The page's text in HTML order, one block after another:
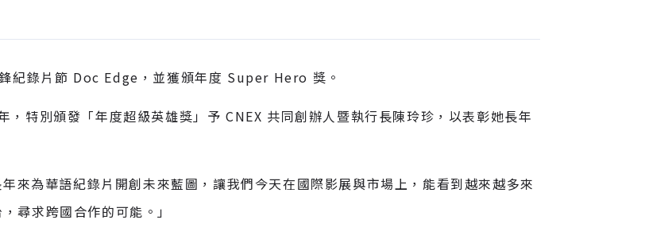
紀錄片節 Doc Edge，並獲頒年度 Super Hero 獎。
特別頒發「年度超級英雄獎」予 CNEX 共同創辦人暨執行長陳玲珍，以表彰她長年
為華語紀錄片開創未來藍圖，讓我們今天在國際影展與市場上，能看到越來越多來
尋求跨國合作的可能。」